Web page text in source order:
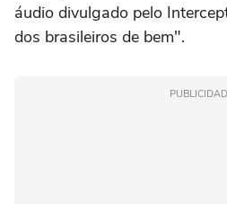
áudio divulgado pelo
dos brasileiros de bem".